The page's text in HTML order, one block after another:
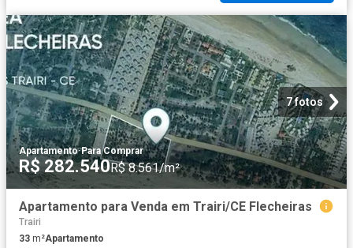
7 fotos
Apartamento·Para Comprar
R$ 282.540R$ 8.561/m²
Apartamento para Venda em Trairi/CE Flecheiras
Trairi
33 m²Apartamento